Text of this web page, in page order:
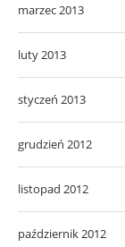
marzec 2013
luty 2013
styczeń 2013
grudzień 2012
listopad 2012
październik 2012